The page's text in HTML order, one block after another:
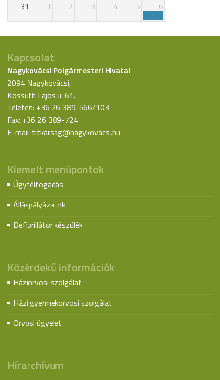
31
1 2 3 4 5 6
Kapcsolat
Nagykovácsi Polgármesteri Hivatal
2094 Nagykovácsi,
Kossuth Lajos u. 61.
Telefon: +36 26 389-566/103
Fax: +36 26 389-724
E-mail: titkarsag@nagykovacsi.hu
Kiemelt menüpontok
Ügyfélfogadás
Álláspályázatok
Defibrillátor készülék
Közérdekű információk
Háziorvosi szolgálat
Házi gyermekorvosi szolgálat
Orvosi ügyelet
Hírarchívum